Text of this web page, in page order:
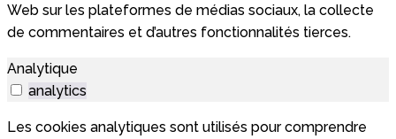
Web sur les plateformes de médias sociaux, la collecte
de commentaires et d’autres fonctionnalités tierces.
Analytique
analytics
Les cookies analytiques sont utilisés pour comprendre